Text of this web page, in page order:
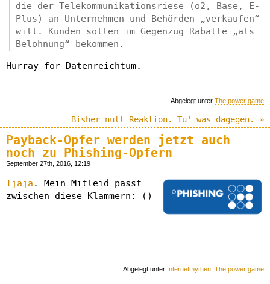
die der Telekommunikationsriese (o2, Base, E-
Plus) an Unternehmen und Behörden „verkaufen“
will. Kunden sollen im Gegenzug Rabatte „als
Belohnung“ bekommen.
Hurray for Datenreichtum.
Abgelegt unter The power game
Bisher null Reaktion. Tu' was dagegen. »
Payback-Opfer werden jetzt auch
noch zu Phishing-Opfern
September 27th, 2016, 12:19
Tjaja . Mein Mitleid passt
zwischen diese Klammern: ()
Abgelegt unter Internetmythen The power game